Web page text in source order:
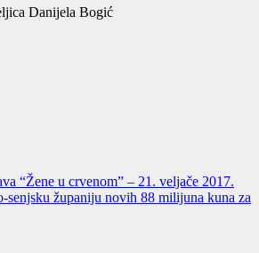
Danijela Bogić
“Žene u crvenom” – 21. veljače 2017.
senjsku županiju novih 88 milijuna kuna za